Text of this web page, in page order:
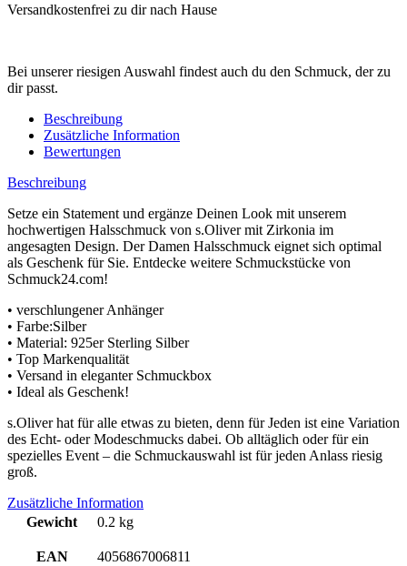
Versandkostenfrei zu dir nach Hause
Bei unserer riesigen Auswahl findest auch du den Schmuck, der zu
dir passt.
Beschreibung
Zusätzliche Information
Bewertungen
Beschreibung
Setze ein Statement und ergänze Deinen Look mit unserem
hochwertigen Halsschmuck von s.Oliver mit Zirkonia im
angesagten Design. Der Damen Halsschmuck eignet sich optimal
als Geschenk für Sie. Entdecke weitere Schmuckstücke von
Schmuck24.com!
• verschlungener Anhänger
• Farbe:Silber
• Material: 925er Sterling Silber
• Top Markenqualität
• Versand in eleganter Schmuckbox
• Ideal als Geschenk!
s.Oliver hat für alle etwas zu bieten, denn für Jeden ist eine Variation
des Echt- oder Modeschmucks dabei. Ob alltäglich oder für ein
spezielles Event – die Schmuckauswahl ist für jeden Anlass riesig
groß.
Zusätzliche Information
Gewicht
0.2 kg
EAN 4056867006811